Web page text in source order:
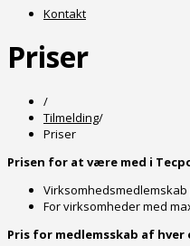
Kontakt
Priser
/
Tilmelding/
Priser
Prisen for at være med i
Virksomhedsmedlemskab
For virksomheder med
Pris for medlemsskab af